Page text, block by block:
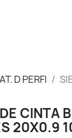
D PERFI
CINTA
20X0.9